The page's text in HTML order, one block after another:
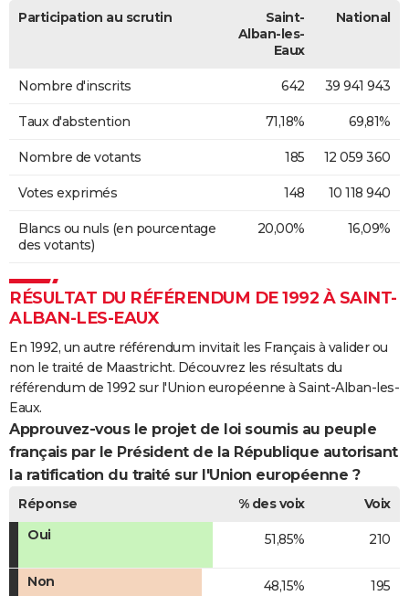
Participation au scrutin
Saint-
Alban-les-
Eaux
National
Nombre d'inscrits 642 39 941 943
Taux d'abstention 71,18% 69,81%
Nombre de votants 185 12 059 360
Votes exprimés 148 10 118 940
Blancs ou nuls (en pourcentage
des votants)
20,00% 16,09%
RÉSULTAT DU RÉFÉRENDUM DE 1992 À SAINT-
ALBAN-LES-EAUX
En 1992, un autre référendum invitait les Français à valider ou
non le traité de Maastricht. Découvrez les résultats du
référendum de 1992 sur l'Union européenne à Saint-Alban-les-
Eaux.
Approuvez-vous le projet de loi soumis au peuple
français par le Président de la République autorisant
la ratification du traité sur l'Union européenne ?
Réponse % des voix
Voix
Oui
51,85% 210
Non 48,15% 195